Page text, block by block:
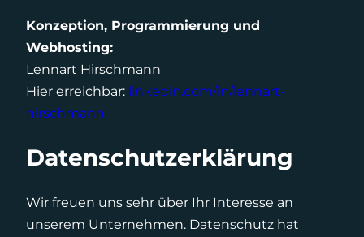
Konzeption, Programmierung und
Webhosting:
Lennart Hirschmann
Hier erreichbar: linkedin.com/in/lennart-
hirschmann
Datenschutzerklärung
Wir freuen uns sehr über Ihr Interesse an
unserem Unternehmen. Datenschutz hat